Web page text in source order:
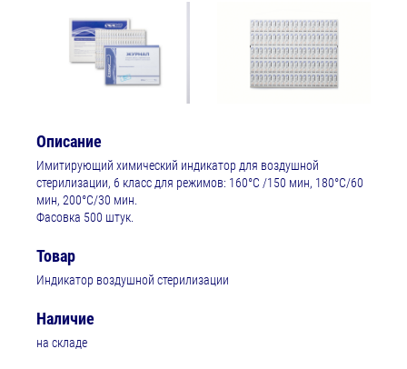
Описание
Имитирующий химический индикатор для воздушной
стерилизации, 6 класс для режимов: 160°С /150 мин, 180°С/60
мин, 200°С/30 мин.
Фасовка 500 штук.
Товар
Индикатор воздушной стерилизации
Наличие
на складе